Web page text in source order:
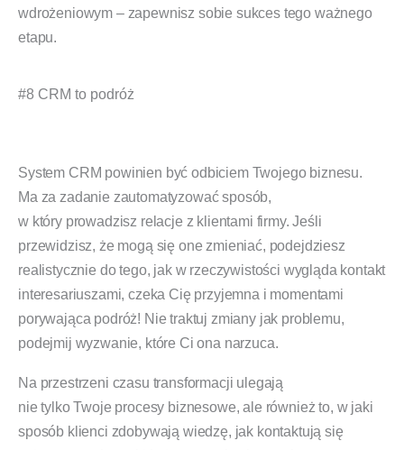
wdrożeniowym – zapewnisz sobie sukces tego ważnego
etapu.
#8 CRM to podróż
System CRM powinien być odbiciem Twojego biznesu.
Ma za zadanie zautomatyzować sposób,
w który prowadzisz relacje z klientami firmy. Jeśli
przewidzisz, że mogą się one zmieniać, podejdziesz
realistycznie do tego, jak w rzeczywistości wygląda kontakt
interesariuszami, czeka Cię przyjemna i momentami
porywająca podróż! Nie traktuj zmiany jak problemu,
podejmij wyzwanie, które Ci ona narzuca.
Na przestrzeni czasu transformacji ulegają
nie tylko Twoje procesy biznesowe, ale również to, w jaki
sposób klienci zdobywają wiedzę, jak kontaktują się